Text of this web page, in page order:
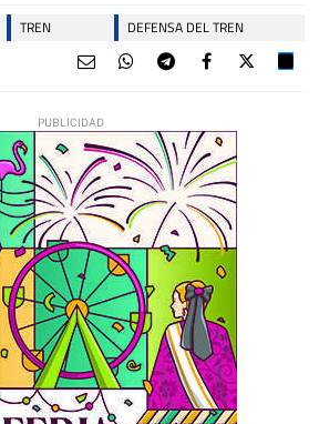
TREN DEFENSA DEL TREN